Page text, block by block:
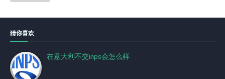
猜你喜欢
在意大利不交inps会怎么样